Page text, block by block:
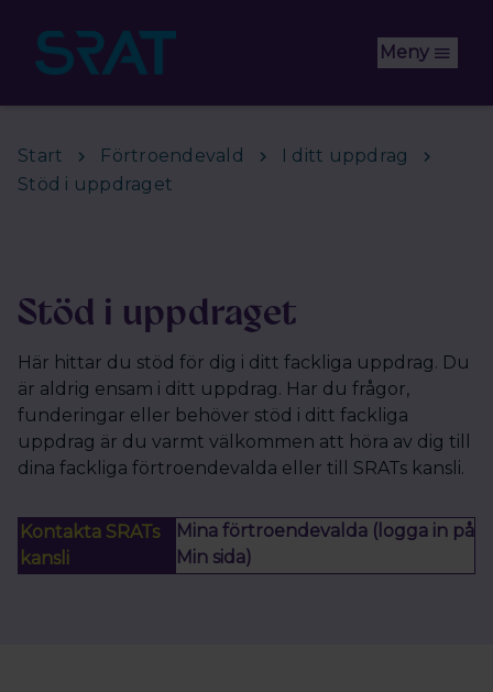
Meny
Start Förtroendevald
I ditt uppdrag
Stöd i uppdraget
Stöd i uppdraget
Här hittar du stöd för dig i ditt fackliga uppdrag. Du
är aldrig ensam i ditt uppdrag. Har du frågor,
funderingar eller behöver stöd i ditt fackliga
uppdrag är du varmt välkommen att höra av dig till
dina fackliga förtroendevalda eller till SRATs kansli.
Kontakta SRATs
kansli
Mina förtroendevalda (logga in på
Min sida)